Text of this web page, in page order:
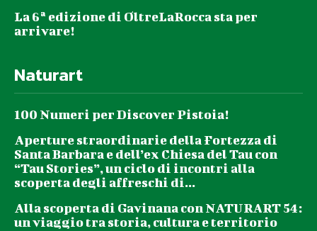
La 6ª edizione di OltreLaRocca sta per
arrivare!
Naturart
100 Numeri per Discover Pistoia!
Aperture straordinarie della Fortezza di
Santa Barbara e dell’ex Chiesa del Tau con
“Tau Stories”, un ciclo di incontri alla
scoperta degli affreschi di...
Alla scoperta di Gavinana con NATURART 54:
un viaggio tra storia, cultura e territorio